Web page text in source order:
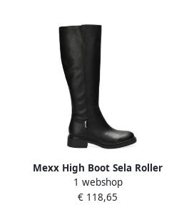
Mexx High Boot Sela Roller
Black Dames
1 webshop
€ 118,65